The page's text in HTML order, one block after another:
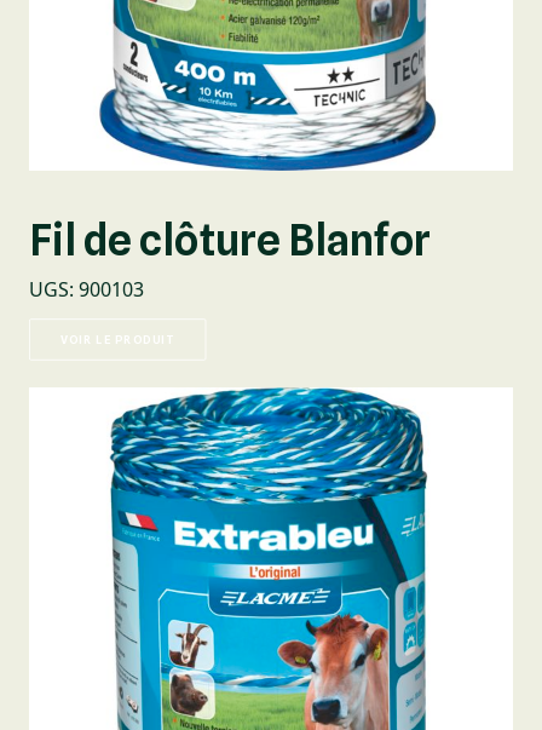
Fil de clôture Blanfor
UGS: 900103
VOIR LE PRODUIT